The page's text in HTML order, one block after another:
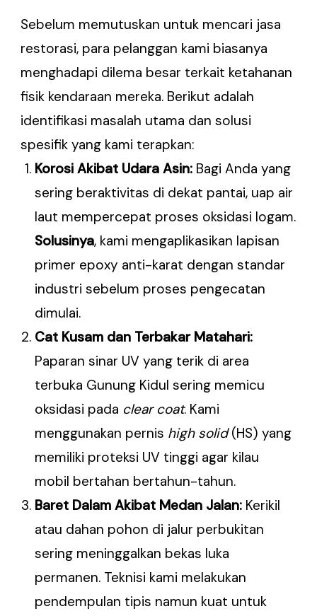
Sebelum memutuskan untuk mencari jasa
restorasi, para pelanggan kami biasanya
menghadapi dilema besar terkait ketahanan
fisik kendaraan mereka. Berikut adalah
identifikasi masalah utama dan solusi
spesifik yang kami terapkan:
Korosi Akibat Udara Asin: Bagi Anda yang
sering beraktivitas di dekat pantai, uap air
laut mempercepat proses oksidasi logam.
Solusinya, kami mengaplikasikan lapisan
primer epoxy anti-karat dengan standar
industri sebelum proses pengecatan
dimulai.
Cat Kusam dan Terbakar Matahari:
Paparan sinar UV yang terik di area
terbuka Gunung Kidul sering memicu
oksidasi pada clear coat. Kami
menggunakan pernis high solid(HS) yang
memiliki proteksi UV tinggi agar kilau
mobil bertahan bertahun-tahun.
Baret Dalam Akibat Medan Jalan: Kerikil
atau dahan pohon di jalur perbukitan
sering meninggalkan bekas luka
permanen. Teknisi kami melakukan
pendempulan tipis namun kuat untuk